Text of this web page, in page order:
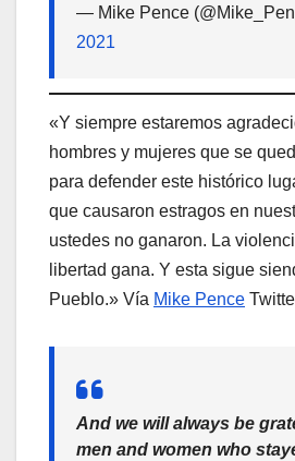
— Mike Pence
2021
«Y siempre estaremos
hombres y mujeres que se
para defender este histórico
que causaron estragos en
ustedes no ganaron. La
libertad gana. Y esta sigue
Pueblo.» Vía Mike Pence
And we will always be
men and women who